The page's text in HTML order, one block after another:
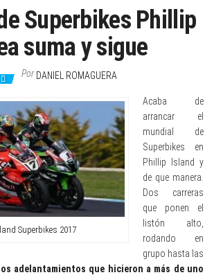
Superbikes Phillip
suma y sigue
Por DANIEL ROMAGUERA
Superbikes 2017
Acaba de
arrancar el
mundial de
Superbikes en
Phillip Island y
de que manera.
Dos carreras
que ponen el
listón alto,
rodando en
grupo hasta las
adelantamientos que hicieron a más de uno